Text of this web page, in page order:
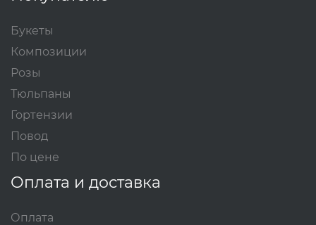
Букеты
Композиции
Розы
Тюльпаны
Гортензии
Повод
По цене
Оплата и доставка
Оплата